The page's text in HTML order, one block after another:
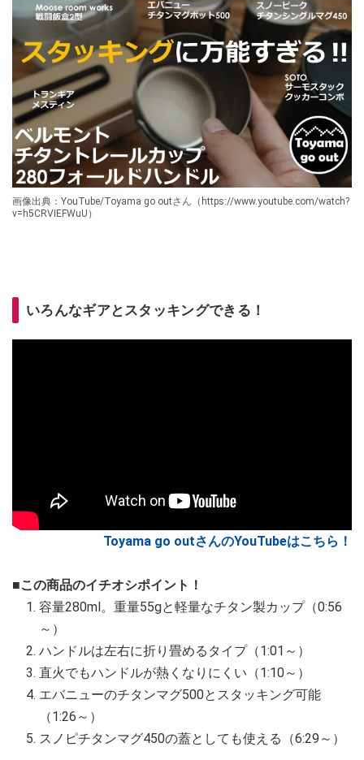
画像出典：YouTube/Toyama go outさん（https://www.youtube.com/watch?
v=h5CRVIEFWuU）
いろんなギアとスタッキングできる！
Toyama go outさんのYouTubeはこちら！
■この商品のイチオシポイント！
容量280ml。重量55gと軽量なチタン製カップ（0:56
～）
ハンドルは左右に折り畳めるタイプ（1:01～）
直火でもハンドルが熱くなりにくい（1:10～）
エバニューのチタンマグ500とスタッキング可能
（1:26～）
スノピチタンマグ450の蓋としても使える（6:29～）